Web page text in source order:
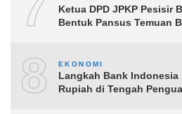
Ketua DPD JPKP Pesisir
Bentuk Pansus Temuan
8 EKONOMI
Langkah Bank Indonesia
Rupiah di Tengah